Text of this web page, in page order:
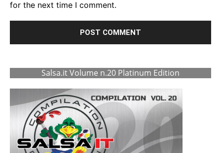
for the next time I comment.
Salsa.it Volume n.20 Platinum Edition